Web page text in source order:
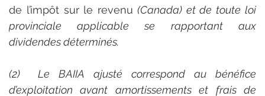
de l’impôt sur le revenu (Canada) et de toute loi
provinciale applicable se rapportant aux
dividendes déterminés.
(2)  Le BAIIA ajusté correspond au bénéfice
d’exploitation avant amortissements et frais de